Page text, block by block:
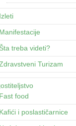
Izleti
Manifestacije
Šta treba videti?
Turizam
Fast food
Kafići i poslastičarnice